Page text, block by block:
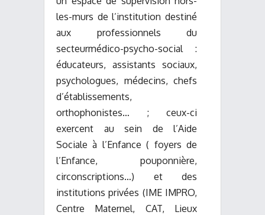
les-murs de l’institution destiné
aux professionnels du
secteurmédico-psycho-social :
éducateurs, assistants sociaux,
psychologues, médecins, chefs
d’établissements,
orthophonistes… ; ceux-ci
exercent au sein de l’Aide
Sociale à l’Enfance ( foyers de
l’Enfance, pouponnière,
circonscriptions…) et des
institutions privées (IME IMPRO,
Centre Maternel, CAT, Lieux